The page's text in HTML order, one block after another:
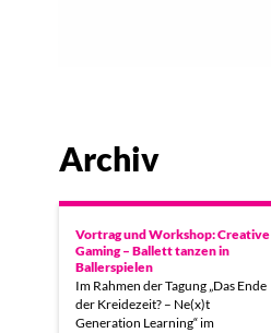
Archiv
Vortrag und Workshop: Creative
Gaming – Ballett tanzen in
Ballerspielen
Im Rahmen der Tagung „Das Ende
der Kreidezeit? – Ne(x)t
Generation Learning“ im